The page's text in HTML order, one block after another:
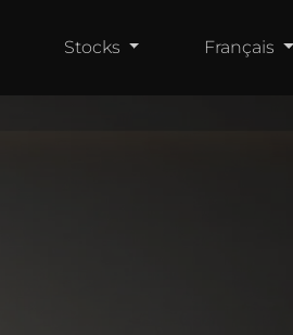
Stocks Français